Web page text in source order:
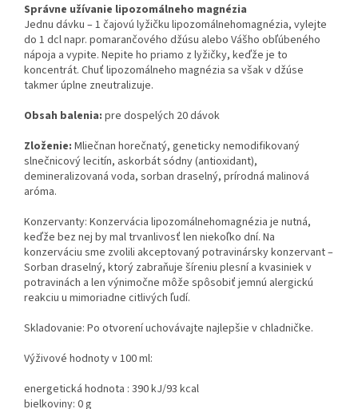
Správne užívanie lipozomálneho magnézia
Jednu dávku – 1 čajovú lyžičku lipozomálnehomagnézia, vylejte
do 1 dcl napr. pomarančového džúsu alebo Vášho obľúbeného
nápoja a vypite. Nepite ho priamo z lyžičky, keďže je to
koncentrát. Chuť lipozomálneho magnézia sa však v džúse
takmer úplne zneutralizuje.
Obsah balenia: pre dospelých 20 dávok
Zloženie: Mliečnan horečnatý, geneticky nemodifikovaný
slnečnicový lecitín, askorbát sódny (antioxidant),
demineralizovaná voda, sorban draselný, prírodná malinová
aróma.
Konzervanty: Konzervácia lipozomálnehomagnézia je nutná,
keďže bez nej by mal trvanlivosť len niekoľko dní. Na
konzerváciu sme zvolili akceptovaný potravinársky konzervant –
Sorban draselný, ktorý zabraňuje šíreniu plesní a kvasiniek v
potravinách a len výnimočne môže spôsobiť jemnú alergickú
reakciu u mimoriadne citlivých ľudí.
Skladovanie: Po otvorení uchovávajte najlepšie v chladničke.
Výživové hodnoty v 100 ml:
energetická hodnota : 390 kJ/93 kcal
bielkoviny: 0 g